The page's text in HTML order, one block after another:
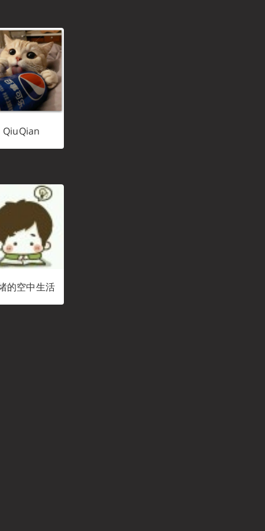
QiuQian
的空中生活